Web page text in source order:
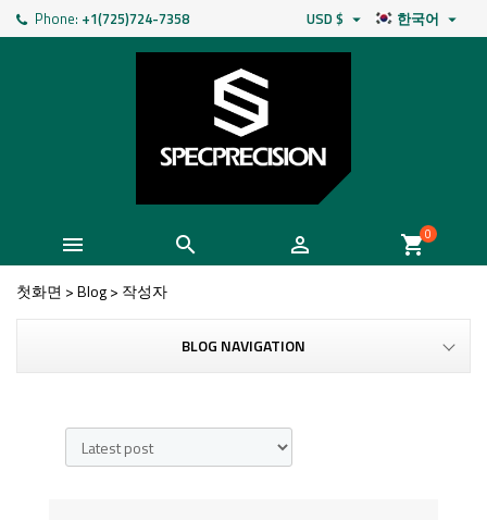
Phone: +1(725)724-7358 한국어 
USD $ 
   shopping_cart0
첫화면 >Blog> 작성자
BLOG NAVIGATION